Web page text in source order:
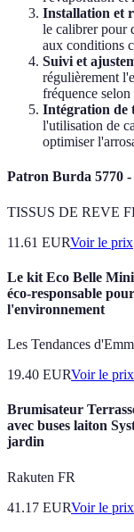
Installation et
le calibrer pour
aux conditions
Suivi et
régulièrement
fréquence selon
Intégration de
l'utilisation de
optimiser
Patron Burda 5770 -
TISSUS DE REVE
11.61 EURVoir le prix
Le kit Eco Belle
éco-responsable
l'environnement
Les Tendances
19.40 EURVoir le prix
Brumisateur
avec buses laiton
jardin
Rakuten FR
41.17 EURVoir le prix